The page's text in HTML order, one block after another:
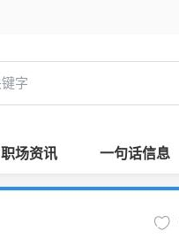
职场资讯 一句话信息